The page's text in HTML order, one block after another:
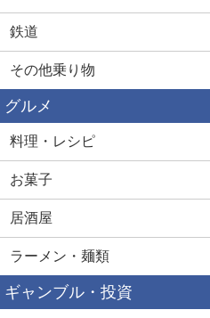
鉄道
その他乗り物
グルメ
料理・レシピ
お菓子
居酒屋
ラーメン・麺類
ギャンブル・投資